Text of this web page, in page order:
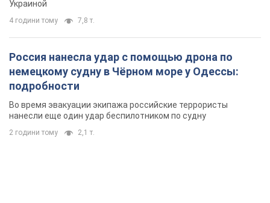
Украиной
4 години тому 7,8 т.
Россия нанесла удар с помощью дрона по
немецкому судну в Чёрном море у Одессы:
подробности
Во время эвакуации экипажа российские террористы
нанесли еще один удар беспилотником по судну
2 години тому 2,1 т.